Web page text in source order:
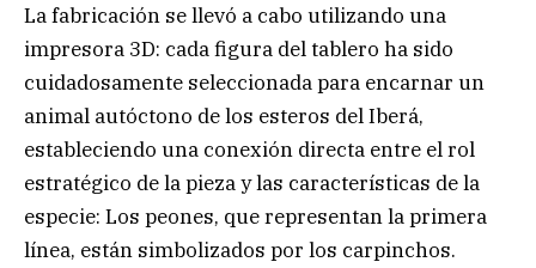
La fabricación se llevó a cabo utilizando una
impresora 3D: cada figura del tablero ha sido
cuidadosamente seleccionada para encarnar un
animal autóctono de los esteros del Iberá,
estableciendo una conexión directa entre el rol
estratégico de la pieza y las características de la
especie: Los peones, que representan la primera
línea, están simbolizados por los carpinchos.